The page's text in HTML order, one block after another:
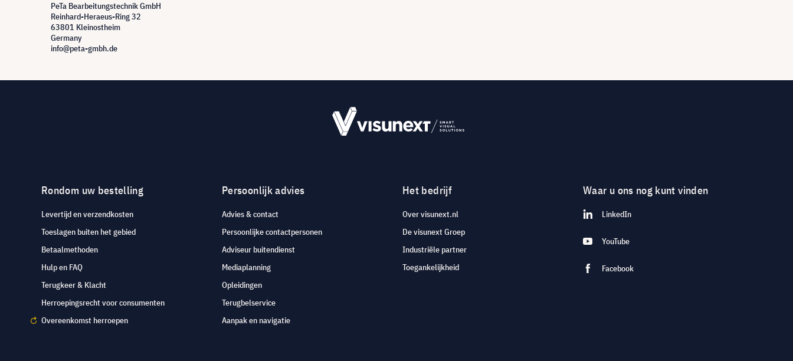
PeTa Bearbeitungstechnik GmbH
Reinhard-Heraeus-Ring 32
63801 Kleinostheim
Germany
info@peta-gmbh.de
Rondom uw bestelling
Levertijd en verzendkosten
Toeslagen buiten het gebied
Betaalmethoden
Hulp en FAQ
Terugkeer & Klacht
Herroepingsrecht voor consumenten
Overeenkomst herroepen
Persoonlijk advies
Advies & contact
Persoonlijke contactpersonen
Adviseur buitendienst
Mediaplanning
Opleidingen
Terugbelservice
Aanpak en navigatie
Het bedrijf
Over visunext.nl
De visunext Groep
Industriële partner
Toegankelijkheid
Waar u ons nog kunt vinden
LinkedIn
YouTube
Facebook